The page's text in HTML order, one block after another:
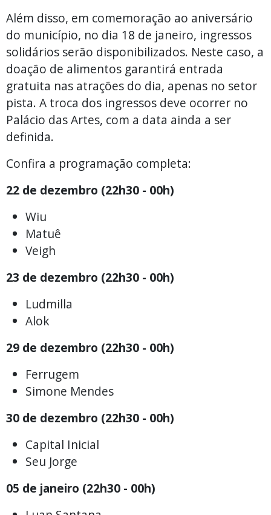
Além disso, em comemoração ao aniversário
do município, no dia 18 de janeiro, ingressos
solidários serão disponibilizados. Neste caso, a
doação de alimentos garantirá entrada
gratuita nas atrações do dia, apenas no setor
pista. A troca dos ingressos deve ocorrer no
Palácio das Artes, com a data ainda a ser
definida.
Confira a programação completa:
22 de dezembro (22h30 - 00h)
Wiu
Matuê
Veigh
23 de dezembro (22h30 - 00h)
Ludmilla
Alok
29 de dezembro (22h30 - 00h)
Ferrugem
Simone Mendes
30 de dezembro (22h30 - 00h)
Capital Inicial
Seu Jorge
05 de janeiro (22h30 - 00h)